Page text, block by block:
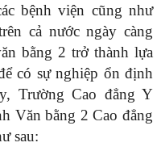
bệnh viện cũng như
cả nước ngày càng
bằng 2 trở thành lựa
có sự nghiệp ổn định
Trường Cao đẳng Y
Văn bằng 2 Cao đẳng
sau: